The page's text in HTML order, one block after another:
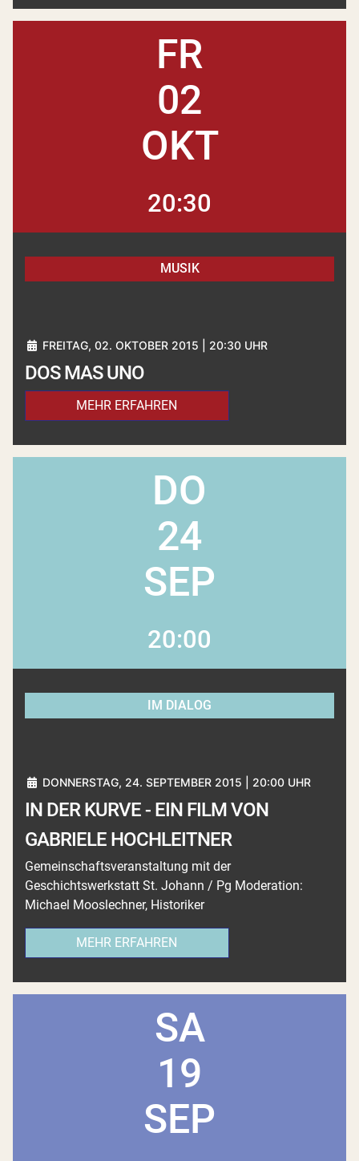
FR
02
OKT
20:30
MUSIK
FREITAG, 02. OKTOBER 2015 | 20:30 UHR
DOS MAS UNO
MEHR ERFAHREN
DO
24
SEP
20:00
IM DIALOG
DONNERSTAG, 24. SEPTEMBER 2015 | 20:00 UHR
IN DER KURVE - EIN FILM VON
GABRIELE HOCHLEITNER
Gemeinschaftsveranstaltung mit der
Geschichtswerkstatt St. Johann / Pg Moderation:
Michael Mooslechner, Historiker
MEHR ERFAHREN
SA
19
SEP